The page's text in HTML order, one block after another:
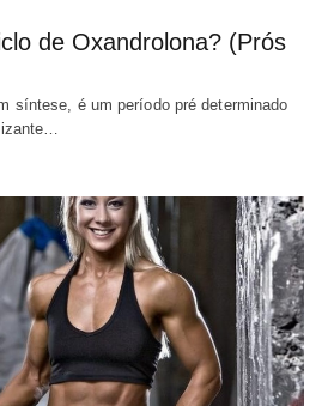
de Oxandrolona? (Prós
síntese, é um período pré determinado